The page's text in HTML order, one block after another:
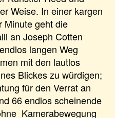
Weise. In einer kargen
Minute geht die
an Joseph Cotten
langen Weg
mit den lautlos
Blickes zu würdigen;
für den Verrat an
66 endlos scheinende
Kamerabewegung